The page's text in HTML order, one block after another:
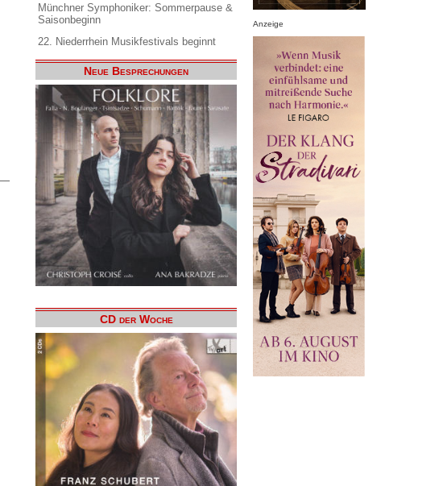
Münchner Symphoniker: Sommerpause &
Saisonbeginn
22. Niederrhein Musikfestivals beginnt
Neue Besprechungen
CD der Woche
Anzeige